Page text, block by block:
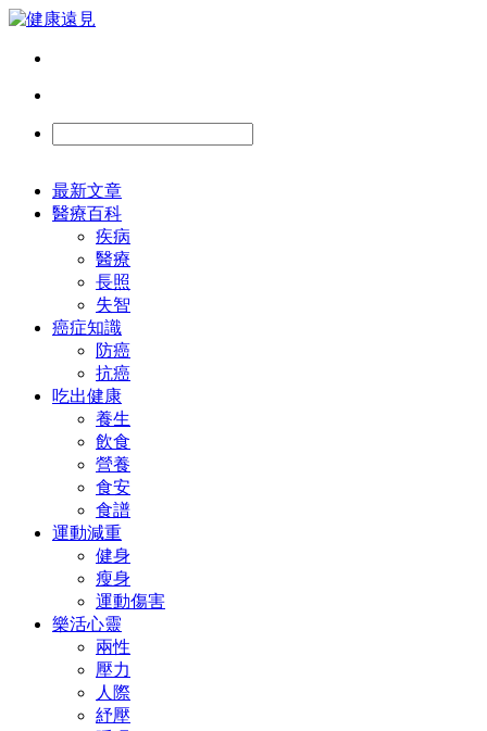
最新文章
醫療百科
疾病
醫療
長照
失智
癌症知識
防癌
抗癌
吃出健康
養生
飲食
營養
食安
食譜
運動減重
健身
瘦身
運動傷害
樂活心靈
兩性
壓力
人際
紓壓